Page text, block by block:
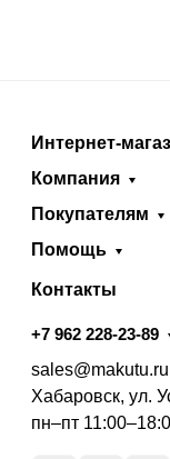
Интернет-
Компания
Покупателям
Помощь
Контакты
+7 962 228-23-89
sales@makutu.ru
Хабаровск, ул.
пн–пт